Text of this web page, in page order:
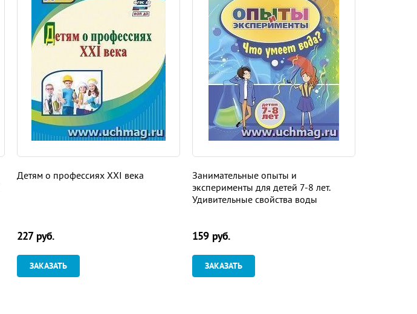
Детям о профессиях ХХI века
227 руб.
ЗАКАЗАТЬ
Занимательные опыты и
эксперименты для детей 7-8 лет.
Удивительные свойства воды
159 руб.
ЗАКАЗАТЬ